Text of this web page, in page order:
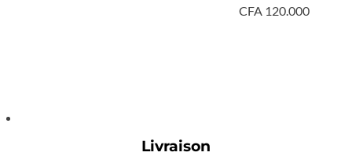
CFA120.000
Livraison